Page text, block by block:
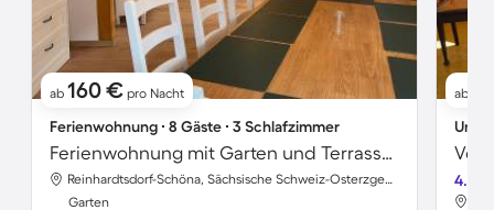
ab 160 € pro Nacht
Ferienwohnung ∙ 8 Gäste ∙ 3 Schlafzimmer
Ferienwohnung mit Garten und Terrasse | Bergblick
Reinhardtsdorf-Schöna, Sächsische Schweiz-Osterzgebirge, Deutschland
Garten
ab
4.5